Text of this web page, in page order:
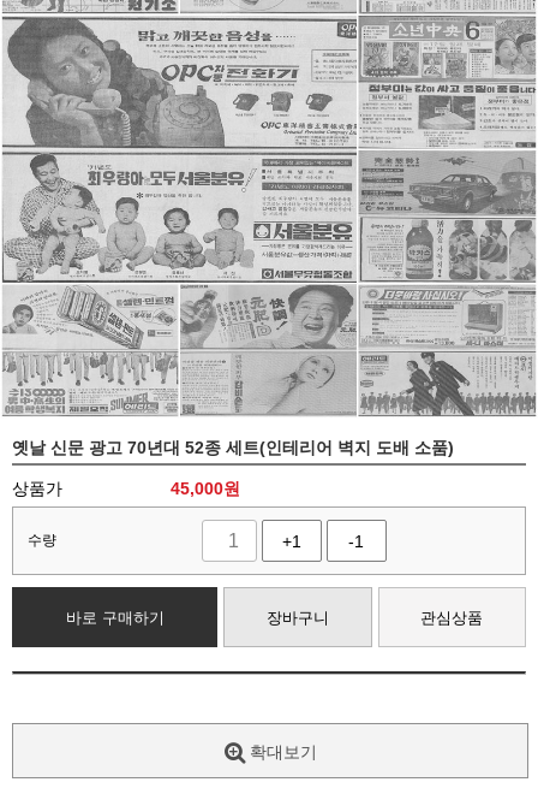
옛날 신문 광고 70년대 52종 세트(인테리어 벽지 도배 소품)
상품가 45,000원
수량 +1 -1
바로 구매하기 장바구니 관심상품
확대보기